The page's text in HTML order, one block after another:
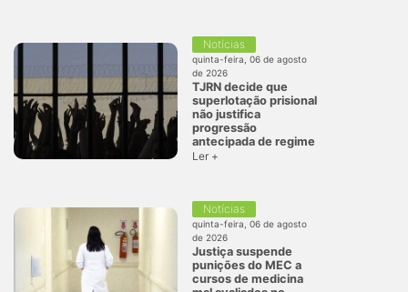
Notícias
quinta-feira, 06 de agosto
de 2026
TJRN decide que
superlotação prisional
não justifica
progressão
antecipada de regime
Ler +
Notícias
quinta-feira, 06 de agosto
de 2026
Justiça suspende
punições do MEC a
cursos de medicina